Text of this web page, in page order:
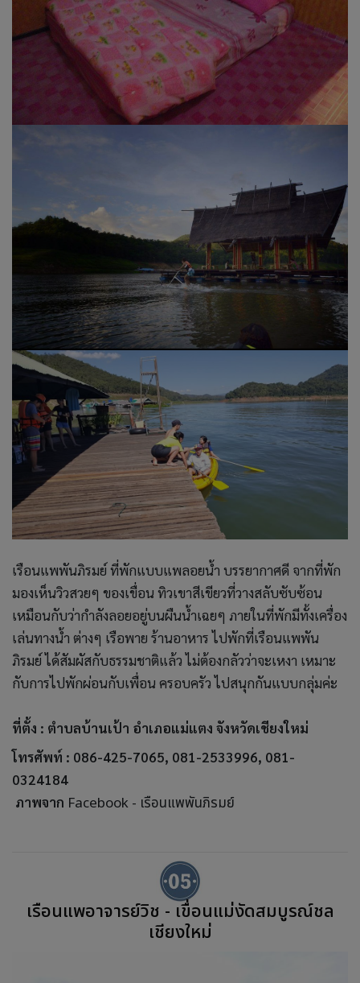
เรือนแพพันภิรมย์ ที่พักแบบแพลอยน้ำ บรรยากาศดี จากที่พัก
มองเห็นวิวสวยๆ ของเขื่อน ทิวเขาสีเขียวที่วางสลับซับซ้อน
เหมือนกับว่ากำลังลอยอยู่บนผืนน้ำเฉยๆ ภายในที่พักมีทั้งเครื่อง
เล่นทางน้ำ ต่างๆ เรือพาย ร้านอาหาร ไปพักที่เรือนแพพัน
ภิรมย์ ได้สัมผัสกับธรรมชาติแล้ว ไม่ต้องกลัวว่าจะเหงา เหมาะ
กับการไปพักผ่อนกับเพื่อน ครอบครัว ไปสนุกกันแบบกลุ่มค่ะ
ที่ตั้ง : ตำบลบ้านเป้า อำเภอแม่แตง จังหวัดเชียงใหม่
โทรศัพท์ : 086-425-7065, 081-2533996, 081-
0324184
ภาพจาก Facebook - เรือนแพพันภิรมย์
เรือนแพอาจารย์วิช - เขื่อนแม่งัดสมบูรณ์ชล
เชียงใหม่